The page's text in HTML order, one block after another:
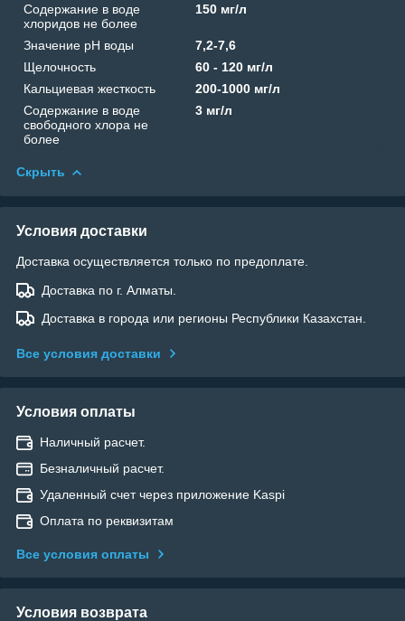
Содержание в воде
хлоридов не более
150 мг/л
Значение рН воды
7,2-7,6
Щелочность
60 - 120 мг/л
Кальциевая жесткость
200-1000 мг/л
Содержание в воде
свободного хлора не
более
3 мг/л
Скрыть
Условия доставки
Доставка осуществляется только по предоплате.
Доставка по г. Алматы.
Доставка в города или регионы Республики Казахстан.
Все условия доставки
Условия оплаты
Наличный расчет.
Безналичный расчет.
Удаленный счет через приложение Kaspi
Оплата по реквизитам
Все условия оплаты
Условия возврата